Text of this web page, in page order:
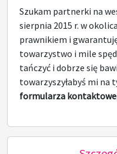
Szukam partnerki na
sierpnia 2015 r. w
prawnikiem i
towarzystwo i mile
tańczyć i dobrze się
towarzyszyłabyś mi na
formularza